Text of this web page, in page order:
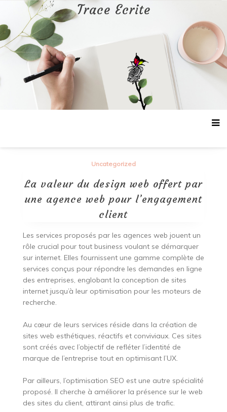
contenu
Trace Ecrite
Uncategorized
La valeur du design web offert par
une agence web pour l’engagement
client
Les services proposés par les agences web jouent un
rôle crucial pour tout business voulant se démarquer
sur internet. Elles fournissent une gamme complète de
services conçus pour répondre les demandes en ligne
des entreprises, englobant la conception de sites
internet jusqu’à leur optimisation pour les moteurs de
recherche.
Au cœur de leurs services réside dans la création de
sites web esthétiques, réactifs et conviviaux. Ces sites
sont créés avec l’objectif de refléter l’identité de
marque de l’entreprise tout en optimisant l’UX.
Par ailleurs, l’optimisation SEO est une autre spécialité
proposé. Il cherche à améliorer la présence sur le web
des sites du client, attirant ainsi plus de trafic.